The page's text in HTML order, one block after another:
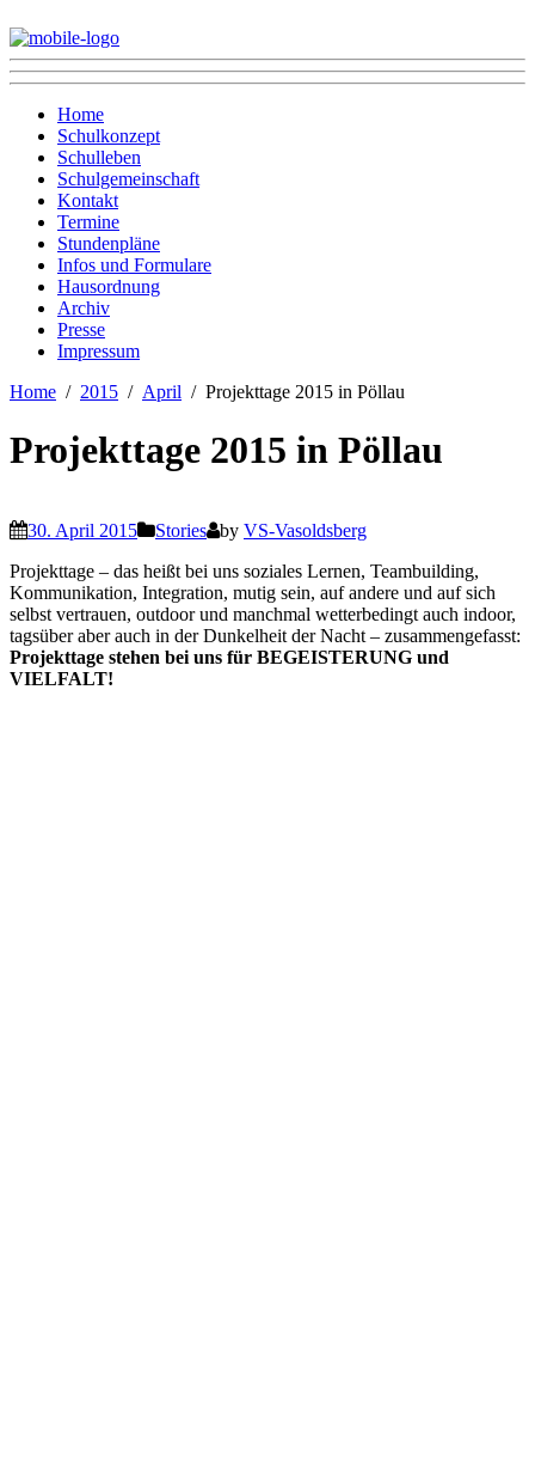
Home
Schulkonzept
Schulleben
Schulgemeinschaft
Kontakt
Termine
Stundenpläne
Infos und Formulare
Hausordnung
Archiv
Presse
Impressum
Home
2015 April Projekttage 2015 in Pöllau
Projekttage 2015 in Pöllau
30. April 2015 Stories by VS-Vasoldsberg
Projekttage – das heißt bei uns soziales Lernen, Teambuilding,
Kommunikation, Integration, mutig sein, auf andere und auf sich
selbst vertrauen, outdoor und manchmal wetterbedingt auch indoor,
tagsüber aber auch in der Dunkelheit der Nacht – zusammengefasst:
Projekttage stehen bei uns für BEGEISTERUNG und
VIELFALT!